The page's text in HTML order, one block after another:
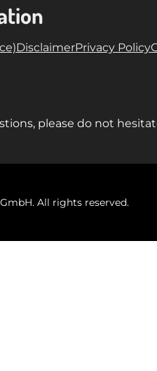
DisclaimerPrivacy Policy
please do not
All rights reserved.